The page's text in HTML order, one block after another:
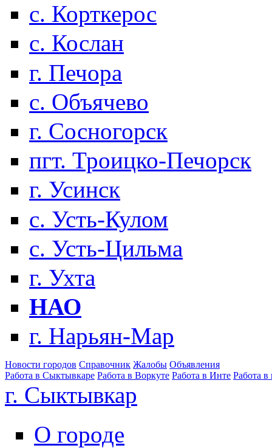
с. Корткерос
с. Кослан
г. Печора
с. Объячево
г. Сосногорск
пгт. Троицко-Печорск
г. Усинск
с. Усть-Кулом
с. Усть-Цильма
г. Ухта
НАО
г. Нарьян-Мар
Новости городов Справочник Жалобы Объявления
Работа в Сыктывкаре Работа в Воркуте Работа в Инте Работа в
г. Сыктывкар
О городе